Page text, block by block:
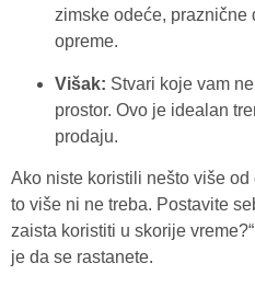
zimske odeće,
opreme.
Višak: Stvari koje vam
prostor. Ovo je idealan
prodaju.
Ako niste koristili nešto više
to više ni ne treba. Postavite
zaista koristiti u skorije
je da se rastanete.